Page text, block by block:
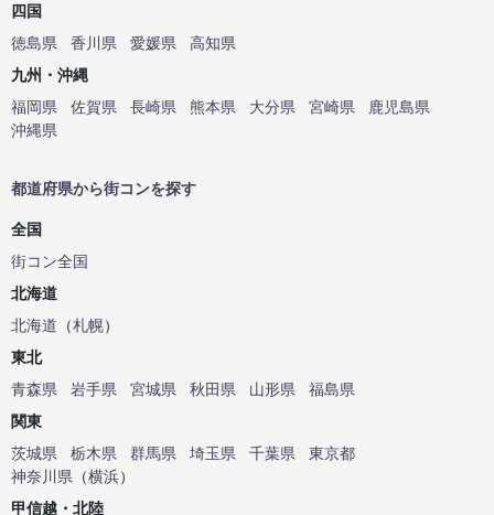
四国
徳島県
香川県 愛媛県
高知県
九州・沖縄
福岡県
佐賀県 長崎県 熊本県 大分県 宮崎県
鹿児島県
沖縄県
都道府県から街コンを探す
全国
街コン全国
北海道
北海道 （札幌）
東北
青森県
岩手県 宮城県 秋田県 山形県
福島県
関東
茨城県
栃木県 群馬県 埼玉県 千葉県
東京都
神奈川県 （横浜）
甲信越・北陸